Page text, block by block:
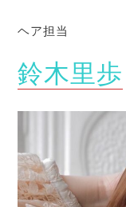
ヘア担当
鈴木里歩